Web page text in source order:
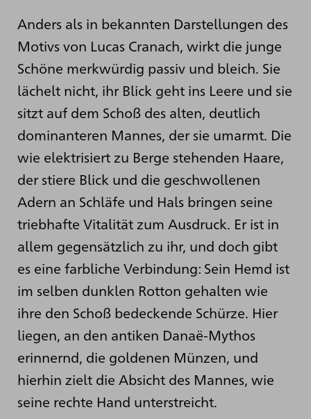
Anders als in bekannten Darstellungen des
Motivs von Lucas Cranach, wirkt die junge
Schöne merkwürdig passiv und bleich. Sie
lächelt nicht, ihr Blick geht ins Leere und sie
sitzt auf dem Schoß des alten, deutlich
dominanteren Mannes, der sie umarmt. Die
wie elektrisiert zu Berge stehenden Haare,
der stiere Blick und die geschwollenen
Adern an Schläfe und Hals bringen seine
triebhafte Vitalität zum Ausdruck. Er ist in
allem gegensätzlich zu ihr, und doch gibt
es eine farbliche Verbindung: Sein Hemd ist
im selben dunklen Rotton gehalten wie
ihre den Schoß bedeckende Schürze. Hier
liegen, an den antiken Danaë-Mythos
erinnernd, die goldenen Münzen, und
hierhin zielt die Absicht des Mannes, wie
seine rechte Hand unterstreicht.